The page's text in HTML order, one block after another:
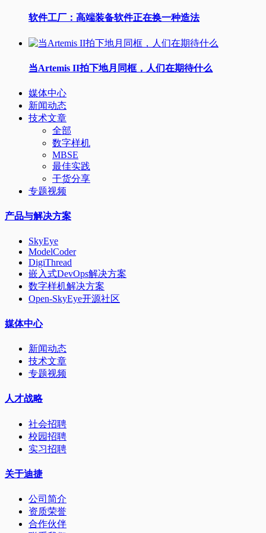
软件工厂：高端装备软件正在换一种造法
当Artemis II拍下地月同框，人们在期待什么
媒体中心
新闻动态
技术文章
全部
数字样机
MBSE
最佳实践
干货分享
专题视频
产品与解决方案
SkyEye
ModelCoder
DigiThread
嵌入式DevOps解决方案
数字样机解决方案
Open-SkyEye开源社区
媒体中心
新闻动态
技术文章
专题视频
人才战略
社会招聘
校园招聘
实习招聘
关于迪捷
公司简介
资质荣誉
合作伙伴